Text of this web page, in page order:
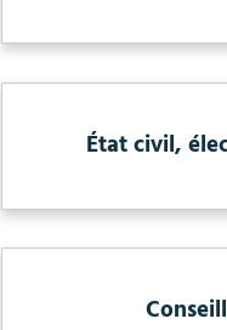
État civil,